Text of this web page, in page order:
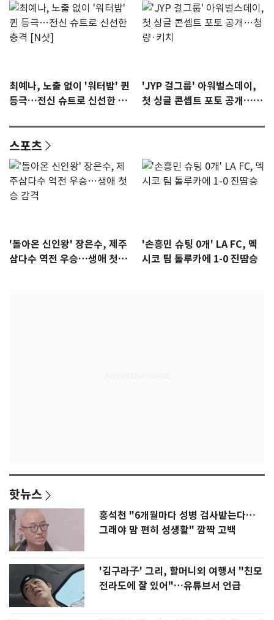
최예나, 노출 없이 '워터밤' 퀸
등극…전신 슈트로 신선한 충
'JYP 걸그룹' 아워벌스데이,
첫 싱글 콘셉트 포토 공개…청
스포츠
'돌아온 신인왕' 장은수, 제주
삼다수 역전 우승…생애 첫승
'손흥민 슈팅 0개' LA FC, 멕
시코 팀 톨루카에 1-0 진땀승
핫뉴스
홍석천 "6개월마다 성병 검사받는다…
그래야 맘 편히 성생활" 깜짝 고백
'김구라子' 그리, 할머니외 여행서 "친모
전라도에 잘 있어"…유튜브서 언급